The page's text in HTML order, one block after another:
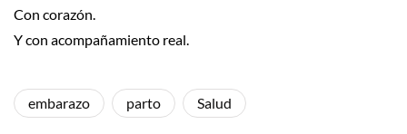
Con corazón.
Y con acompañamiento real.
embarazo parto Salud